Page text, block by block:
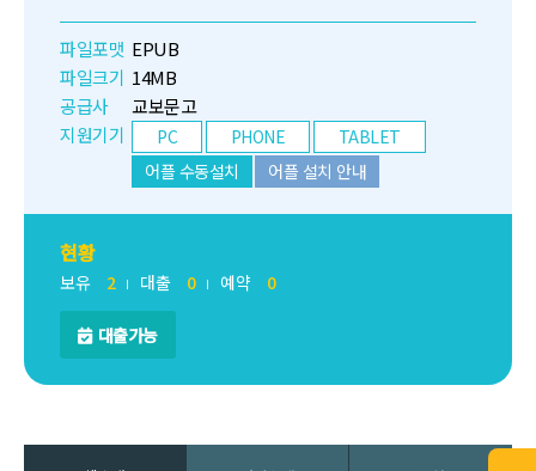
파일포맷 EPUB
파일크기 14MB
공급사
교보문고
지원기기
PC PHONE
TABLET
어플 수동설치
어플 설치 안내
현황
보유 2 대출 0 예약 0
대출가능